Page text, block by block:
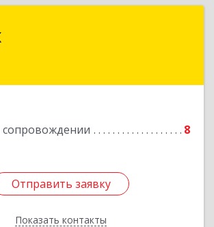
сопровождении 8
Отправить заявку
Показать контакты
обл, Петушинский р-н,
Отправить заявку
Назад